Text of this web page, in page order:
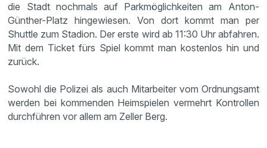
die Stadt nochmals auf Parkmöglichkeiten am Anton-
Günther-Platz hingewiesen. Von dort kommt man per
Shuttle zum Stadion. Der erste wird ab 11:30 Uhr abfahren.
Mit dem Ticket fürs Spiel kommt man kostenlos hin und
zurück.
Sowohl die Polizei als auch Mitarbeiter vom Ordnungsamt
werden bei kommenden Heimspielen vermehrt Kontrollen
durchführen vor allem am Zeller Berg.